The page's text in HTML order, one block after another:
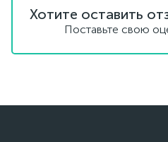
Хотите оставить
Поставьте свою